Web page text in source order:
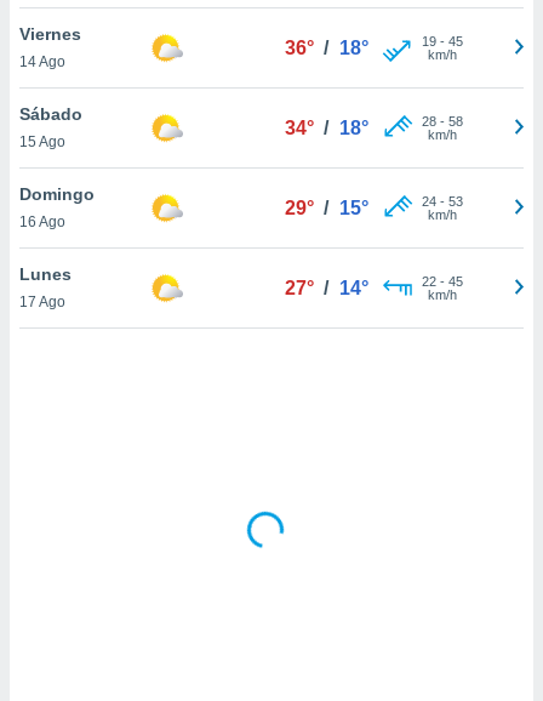
de
sitio
de que
sean
para
ni para
Viernes
14 Ago
36° / 18° 19- 45
km/h
Sábado
15 Ago
34° / 18° 28- 58
km/h
Domingo
16 Ago
29° / 15° 24- 53
km/h
Lunes
17 Ago
27° / 14° 22- 45
km/h